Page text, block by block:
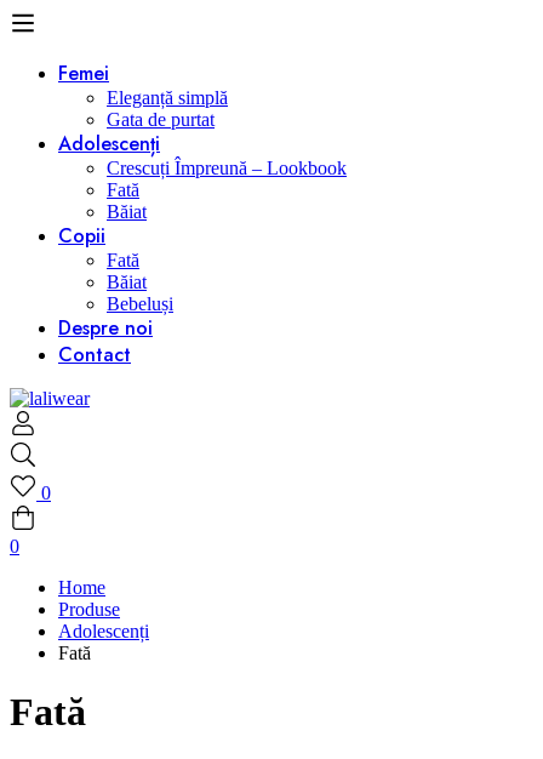
Femei
Eleganță simplă
Gata de purtat
Adolescenți
Crescuți Împreună – Lookbook
Fată
Băiat
Copii
Fată
Băiat
Bebeluși
Despre noi
Contact
0
0
Home
Produse
Adolescenți
Fată
Fată